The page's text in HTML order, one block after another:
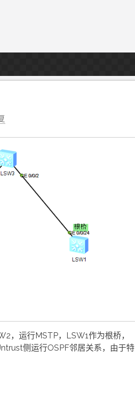
，运行MSTP，LSW1作为根桥，
侧运行OSPF邻居关系，由于特